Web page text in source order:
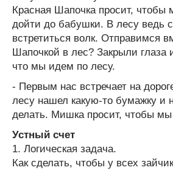
Красная Шапочка просит, чтобы
дойти до бабушки. В лесу ведь
встретиться волк. Отправимcя
Шапочкой в лес? Закрыли глаза
что мы идем по лесу.
- Первым нас встречает на
лесу нашел какую-то бумажку и
делать. Мишка просит, чтобы
Устный счет
1. Логическая задача.
Как сделать, чтобы у всех